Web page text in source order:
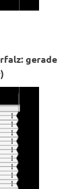
gerade